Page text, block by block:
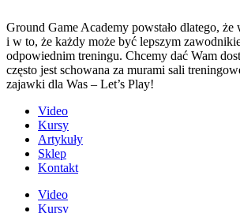
Ground Game Academy powstało dlatego,
i w to, że każdy może być lepszym
odpowiednim treningu. Chcemy dać Wam
często jest schowana za murami sali
zajawki dla Was – Let’s Play!
Video
Kursy
Artykuły
Sklep
Kontakt
Video
Kursy